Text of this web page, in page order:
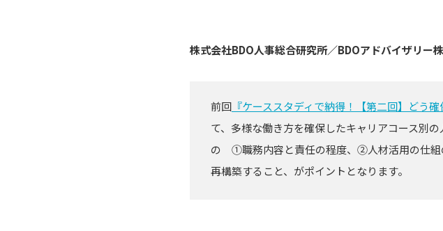
株式会社BDO人事総合研究所／BDOアドバイザリー
前回 『ケーススタディで納得！【第二回】どう
て、多様な働き方を確保したキャリアコース別
の ①職務内容と責任の程度、②人材活用の仕組
再構築すること、がポイントとなります。